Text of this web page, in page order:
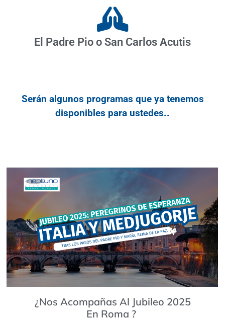
El Padre Pio o San Carlos Acutis
Serán algunos programas que ya tenemos
disponibles para ustedes..
¿Nos Acompañas Al Jubileo 2025
En Roma ?